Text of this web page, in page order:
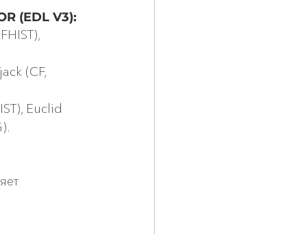
(EDL V3):
(CF,
Euclid